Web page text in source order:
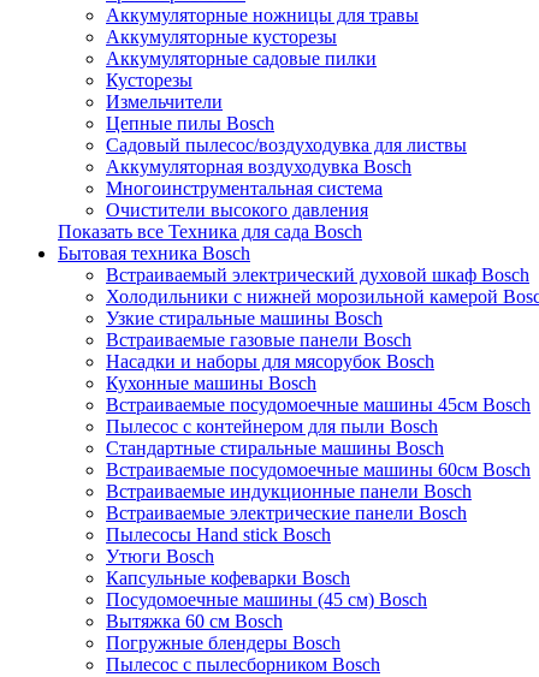
Аккумуляторные ножницы для травы
Аккумуляторные кусторезы
Аккумуляторные садовые пилки
Кусторезы
Измельчители
Цепные пилы Bosch
Садовый пылесос/воздуходувка для листвы
Аккумуляторная воздуходувка Bosch
Многоинструментальная система
Очистители высокого давления
Показать все Техника для сада Bosch
Бытовая техника Bosch
Встраиваемый электрический духовой шкаф Bosch
Холодильники с нижней морозильной камерой
Узкие стиральные машины Bosch
Встраиваемые газовые панели Bosch
Насадки и наборы для мясорубок Bosch
Кухонные машины Bosch
Встраиваемые посудомоечные машины 45см Bosch
Пылесос с контейнером для пыли Bosch
Стандартные стиральные машины Bosch
Встраиваемые посудомоечные машины 60см Bosch
Встраиваемые индукционные панели Bosch
Встраиваемые электрические панели Bosch
Пылесосы Hand stick Bosch
Утюги Bosch
Капсульные кофеварки Bosch
Посудомоечные машины (45 см) Bosch
Вытяжка 60 см Bosch
Погружные блендеры Bosch
Пылесос с пылесборником Bosch